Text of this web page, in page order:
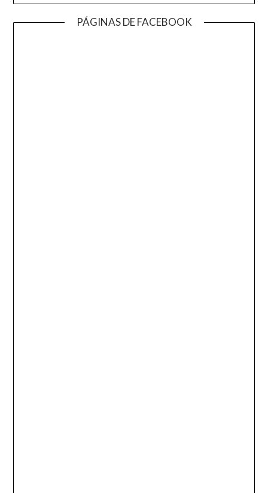
PÁGINAS DE FACEBOOK